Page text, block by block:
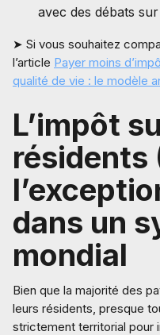
avec des débats
➤ Si vous souhaitez
l’article Payer moins
qualité de vie : le modèle
L’impôt
résidents
dans un
mondial
Bien que la majorité des
leurs résidents, presque
strictement territorial pour